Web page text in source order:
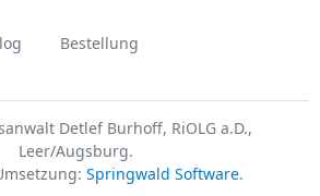
Bestellung
Detlef Burhoff, RiOLG a.D.,
Leer/Augsburg.
Springwald Software.